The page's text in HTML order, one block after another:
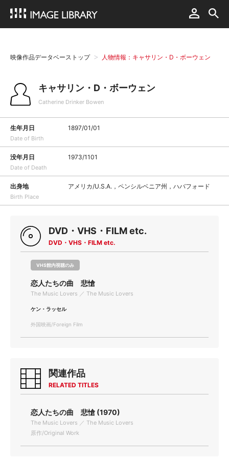
映像作品データベーストップ 人物情報：キャサリン・D・ボーウェン
キャサリン・D・ボーウェン
Catherine Drinker Bowen
生年月日
Date of Birth
1897/01/01
没年月日
Date of Death
1973/1101
出身地
Birth Place
アメリカ/U.S.A.，ペンシルベニア州，ハバフォード
DVD・VHS・FILM etc.
DVD・VHS・FILM etc.
VHS館内視聴のみ
恋人たちの曲 悲愴
The Music Lovers ／ The Music Lovers
ケン・ラッセル
外国映画/Foreign Film
関連作品
RELATED TITLES
恋人たちの曲 悲愴 (1970)
The Music Lovers ／ The Music Lovers
原作/Original Work